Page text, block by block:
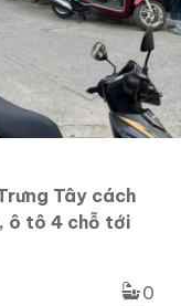
Tây cách
ô tô 4 chỗ tới
0